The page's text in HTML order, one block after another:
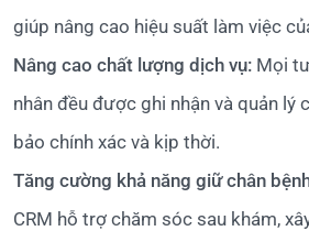
giúp nâng cao hiệu suất làm việc
Nâng cao chất lượng dịch vụ: Mọi
nhân đều được ghi nhận và quản lý
bảo chính xác và kịp thời.
Tăng cường khả năng giữ chân
CRM hỗ trợ chăm sóc sau khám,